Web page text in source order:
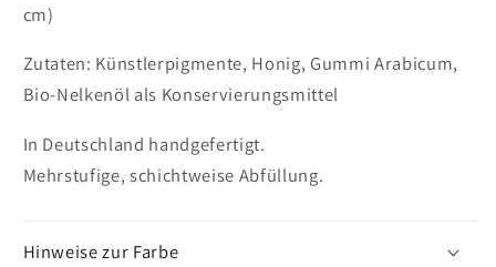
cm)
Zutaten: Künstlerpigmente, Honig, Gummi Arabicum,
Bio-Nelkenöl als Konservierungsmittel
In Deutschland handgefertigt.
Mehrstufige, schichtweise Abfüllung.
Hinweise zur Farbe